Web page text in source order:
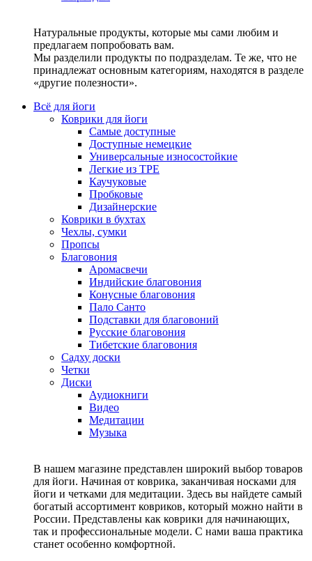
Натуральные продукты, которые мы сами любим и
предлагаем попробовать вам.
Мы разделили продукты по подразделам. Те же, что не
принадлежат основным категориям, находятся в разделе
«другие полезности».
Всё для йоги
Коврики для йоги
Самые доступные
Доступные немецкие
Универсальные износостойкие
Легкие из TPE
Каучуковые
Пробковые
Дизайнерские
Коврики в бухтах
Чехлы, сумки
Пропсы
Благовония
Аромасвечи
Индийские благовония
Конусные благовония
Пало Санто
Подставки для благовоний
Русские благовония
Тибетские благовония
Садху доски
Четки
Диски
Аудиокниги
Видео
Медитации
Музыка
В нашем магазине представлен широкий выбор товаров
для йоги. Начиная от коврика, заканчивая носками для
йоги и четками для медитации. Здесь вы найдете самый
богатый ассортимент ковриков, который можно найти в
России. Представлены как коврики для начинающих,
так и профессиональные модели. С нами ваша практика
станет особенно комфортной.